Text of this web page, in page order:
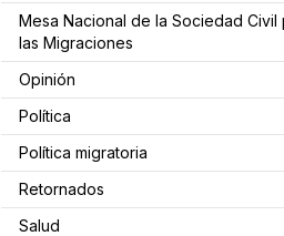
Mesa Nacional de la Sociedad Civil
las Migraciones
Opinión
Política
Política migratoria
Retornados
Salud